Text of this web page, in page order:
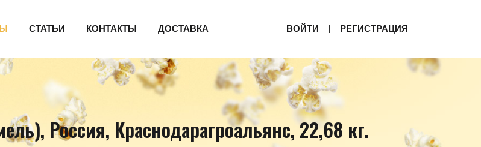
СТАТЬИ КОНТАКТЫ ДОСТАВКА ВОЙТИ РЕГИСТРАЦИЯ
Россия, Краснодарагроальянс, 22,68 кг.